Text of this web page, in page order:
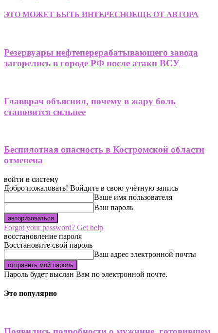
ЭТО МОЖЕТ БЫТЬ ИНТЕРЕСНОЕЩЕ ОТ АВТОРА
Резервуары нефтеперерабатывающего завода
загорелись в городе РФ после атаки ВСУ
Главврач объяснил, почему в жару боль
становится сильнее
Беспилотная опасность в Костромской области
отменена
войти в систему
Добро пожаловать! Войдите в свою учётную запись
Ваше имя пользователя
Ваш пароль
Forgot your password? Get help
восстановление пароля
Восстановите свой пароль
Ваш адрес электронной почты
Пароль будет выслан Вам по электронной почте.
Это популярно